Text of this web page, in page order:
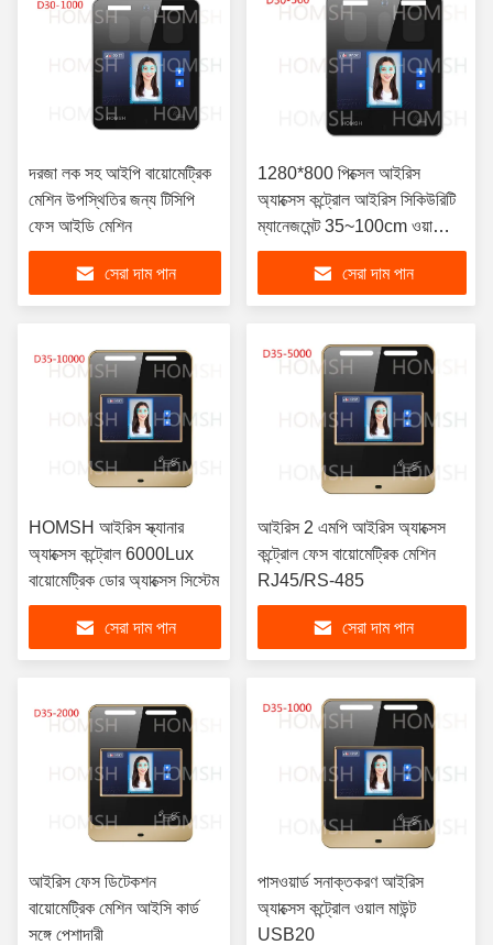
দরজা লক সহ আইপি বায়োমেট্রিক
মেশিন উপস্থিতির জন্য টিসিপি
ফেস আইডি মেশিন
সেরা দাম পান
1280*800 পিক্সেল আইরিস
অ্যাক্সেস কন্ট্রোল আইরিস সিকিউরিটি
ম্যানেজমেন্ট 35~100cm ওয়ার্কিং
দূরত্ব
সেরা দাম পান
HOMSH আইরিস স্ক্যানার
অ্যাক্সেস কন্ট্রোল 6000Lux
বায়োমেট্রিক ডোর অ্যাক্সেস সিস্টেম
সেরা দাম পান
আইরিস 2 এমপি আইরিস অ্যাক্সেস
কন্ট্রোল ফেস বায়োমেট্রিক মেশিন
RJ45/RS-485
সেরা দাম পান
আইরিস ফেস ডিটেকশন
বায়োমেট্রিক মেশিন আইসি কার্ড
সঙ্গে পেশাদারী
পাসওয়ার্ড সনাক্তকরণ আইরিস
অ্যাক্সেস কন্ট্রোল ওয়াল মাউন্ট
USB20